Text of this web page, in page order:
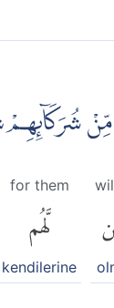
شُرَكَاۤىِٕهِمْ
for them
لَّهُم
kendilerine